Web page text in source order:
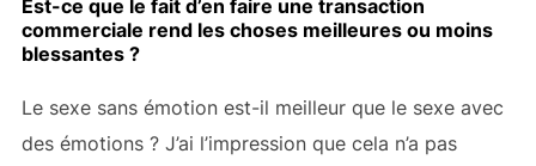
Est-ce que le fait d’en faire une transaction
commerciale rend les choses meilleures ou moins
blessantes ?
Le sexe sans émotion est-il meilleur que le sexe avec
des émotions ? J’ai l’impression que cela n’a pas